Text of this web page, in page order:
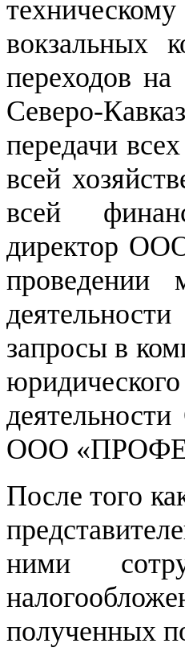
вокзальных
переходов
Северо-
передачи
всей
всей
директор
проведении
запросы в
ООО
После того
ними
полученных